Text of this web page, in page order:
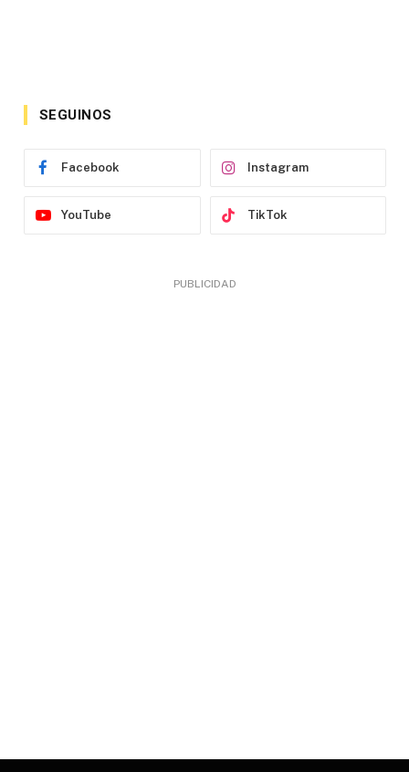
SEGUINOS
Facebook Instagram
YouTube TikTok
PUBLICIDAD